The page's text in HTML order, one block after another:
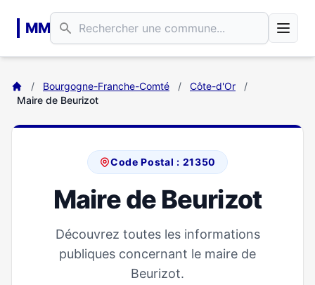
MM
/ Bourgogne-Franche-Comté / Côte-d'Or
/
Maire de Beurizot
Code Postal : 21350
Maire de Beurizot
Découvrez toutes les informations
publiques concernant le maire de
Beurizot.